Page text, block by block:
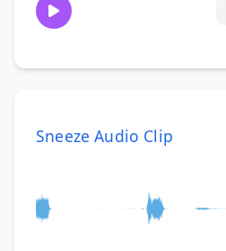
Sneeze Audio Clip